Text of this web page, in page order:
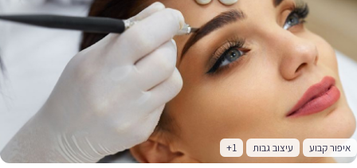
איפור קבוע עיצוב גבות +1